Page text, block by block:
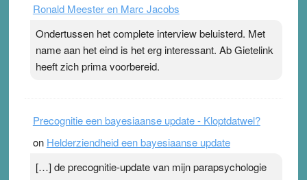
Ronald Meester en Marc Jacobs
Ondertussen het complete interview beluisterd. Met
name aan het eind is het erg interessant. Ab Gietelink
heeft zich prima voorbereid.
Precognitie een bayesiaanse update - Kloptdatwel?
on Helderziendheid een bayesiaanse update
[…] de precognitie-update van mijn parapsychologie